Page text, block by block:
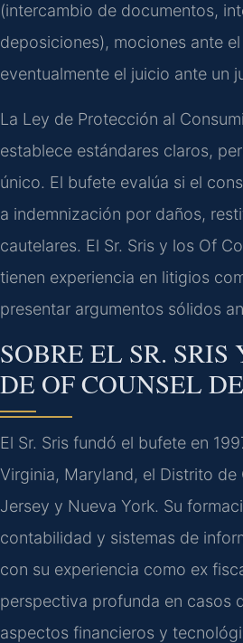
(intercambio de documentos,
deposiciones), mociones ante
eventualmente el juicio ante un
La Ley de Protección al
establece estándares claros,
único. El bufete evalúa si el
a indemnización por daños,
cautelares. El Sr. Sris y los Of
tienen experiencia en litigios
presentar argumentos sólidos
SOBRE EL SR.
DE OF COUNSEL
El Sr. Sris fundó el bufete en
Virginia, Maryland, el Distrito de
Jersey y Nueva York. Su
contabilidad y sistemas de
con su experiencia como ex
perspectiva profunda en casos
aspectos financieros y